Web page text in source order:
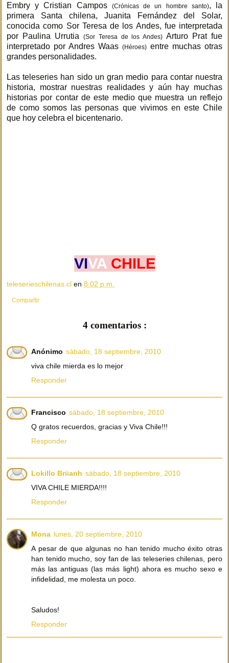
Embry y Cristian Campos
(Crónicas de un hombre santo), la
primera Santa chilena, Juanita Fernández del Solar,
conocida como Sor Teresa de los Andes, fue interpretada
por Paulina Urrutia
(Sor Teresa de los Andes) Arturo Prat fue
interpretado por Andres Waas (Héroes) entre muchas otras
grandes personalidades.
Las teleseries han sido un gran medio para contar nuestra
historia, mostrar nuestras realidades y aún hay muchas
historias por contar de este medio que muestra un reflejo
de como somos las personas que vivimos en este Chile
que hoy celebra el bicentenario.
VIVA CHILE
teleserieschilenas.cl en 8:02 p.m.
Compartir
4 comentarios :
Anónimo sábado, 18 septiembre, 2010
viva chile mierda es lo mejor
Responder
Francisco sábado, 18 septiembre, 2010
Q gratos recuerdos, gracias y Viva Chile!!!
Responder
Lokillo Briianh sábado, 18 septiembre, 2010
VIVA CHILE MIERDA!!!!
Responder
Mona lunes, 20 septiembre, 2010
A pesar de que algunas no han tenido mucho éxito otras
han tenido mucho, soy fan de las teleseries chilenas, pero
más las antiguas (las más light) ahora es mucho sexo e
infidelidad, me molesta un poco.
Saludos!
Responder